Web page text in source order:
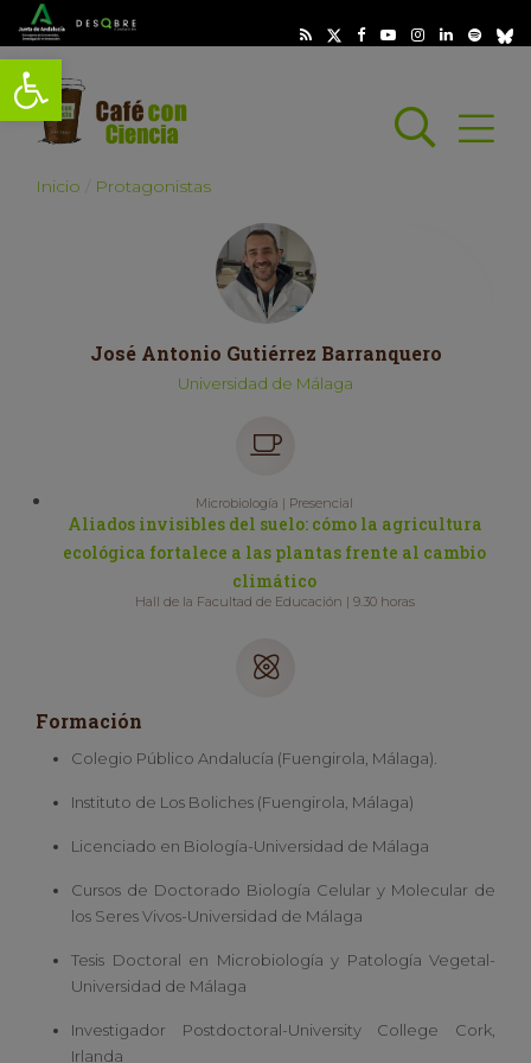
Abrir barra de herramientas
Abrir
Inicio Protagonistas
José Antonio Gutiérrez Barranquero
Universidad de Málaga
Microbiología | Presencial
Aliados invisibles del suelo: cómo la agricultura
ecológica fortalece a las plantas frente al cambio
climático
Hall de la Facultad de Educación | 9.30 horas
Formación
Colegio Público Andalucía (Fuengirola, Málaga).
Instituto de Los Boliches (Fuengirola, Málaga)
Licenciado en Biología-Universidad de Málaga
Cursos de Doctorado Biología Celular y Molecular de
los Seres Vivos-Universidad de Málaga
Tesis Doctoral en Microbiología y Patología Vegetal-
Universidad de Málaga
Investigador Postdoctoral-University College Cork,
Irlanda